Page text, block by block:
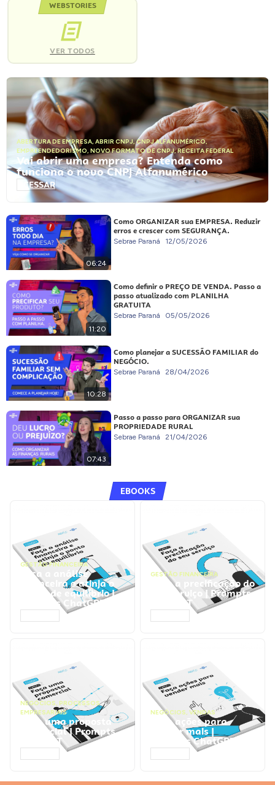
WEBSTORIES
VER TODOS
ABERTURA DE EMPRESA, ABRIR CNPJ,CNPJ ALFANUMÉRICO,
EMPREENDEDORISMO, NOVO FORMATO DE CNPJ,RECEITA FEDERAL
Vai abrir uma empresa? Entenda como
funciona o novo CNPJ Alfanumérico
ACESSAR
06:24
Como ORGANIZAR sua EMPRESA. Reduzir
erros e crescer com SEGURANÇA.
Sebrae Paraná 12/05/2026
11:20
Como definir o PREÇO DE VENDA. Passo a
passo atualizado com PLANILHA
GRATUITA
Sebrae Paraná 05/05/2026
10:28
Como planejar a SUCESSÃO FAMILIAR do
NEGÓCIO.
Sebrae Paraná 28/04/2026
07:43
Passo a passo para ORGANIZAR sua
PROPRIEDADE RURAL
Sebrae Paraná 21/04/2026
EBOOKS
GESTÃO FINANCEIRA
Faça a análise
financeira e atinja o
ponto de equilíbrio |
Prompts ChatGPT
GESTÃO FINANCEIRA
Faça a precificação do
seu serviço | Prompts
ChatGPT
NEGÓCIOS, PROCESSOS
EMPRESARIAIS
Faça uma proposta
comercial | Prompts
ChatGPT
NEGÓCIOS, VENDAS
Faça ações para
vender mais |
Prompts ChatGPT